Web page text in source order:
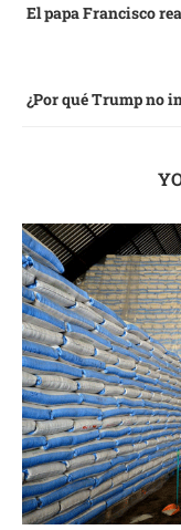
El papa Francisco
¿Por qué Trump no